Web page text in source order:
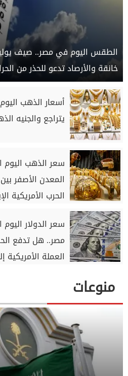
الطقس اليوم في مصر.. صيف
خانقة والأرصاد تدعو للحذر من
يتراجع والجنيه
سعر الذهب
المعدن الأصفر
الحرب الأمريكية
مصر.. هل تدفع
العملة
منوعات